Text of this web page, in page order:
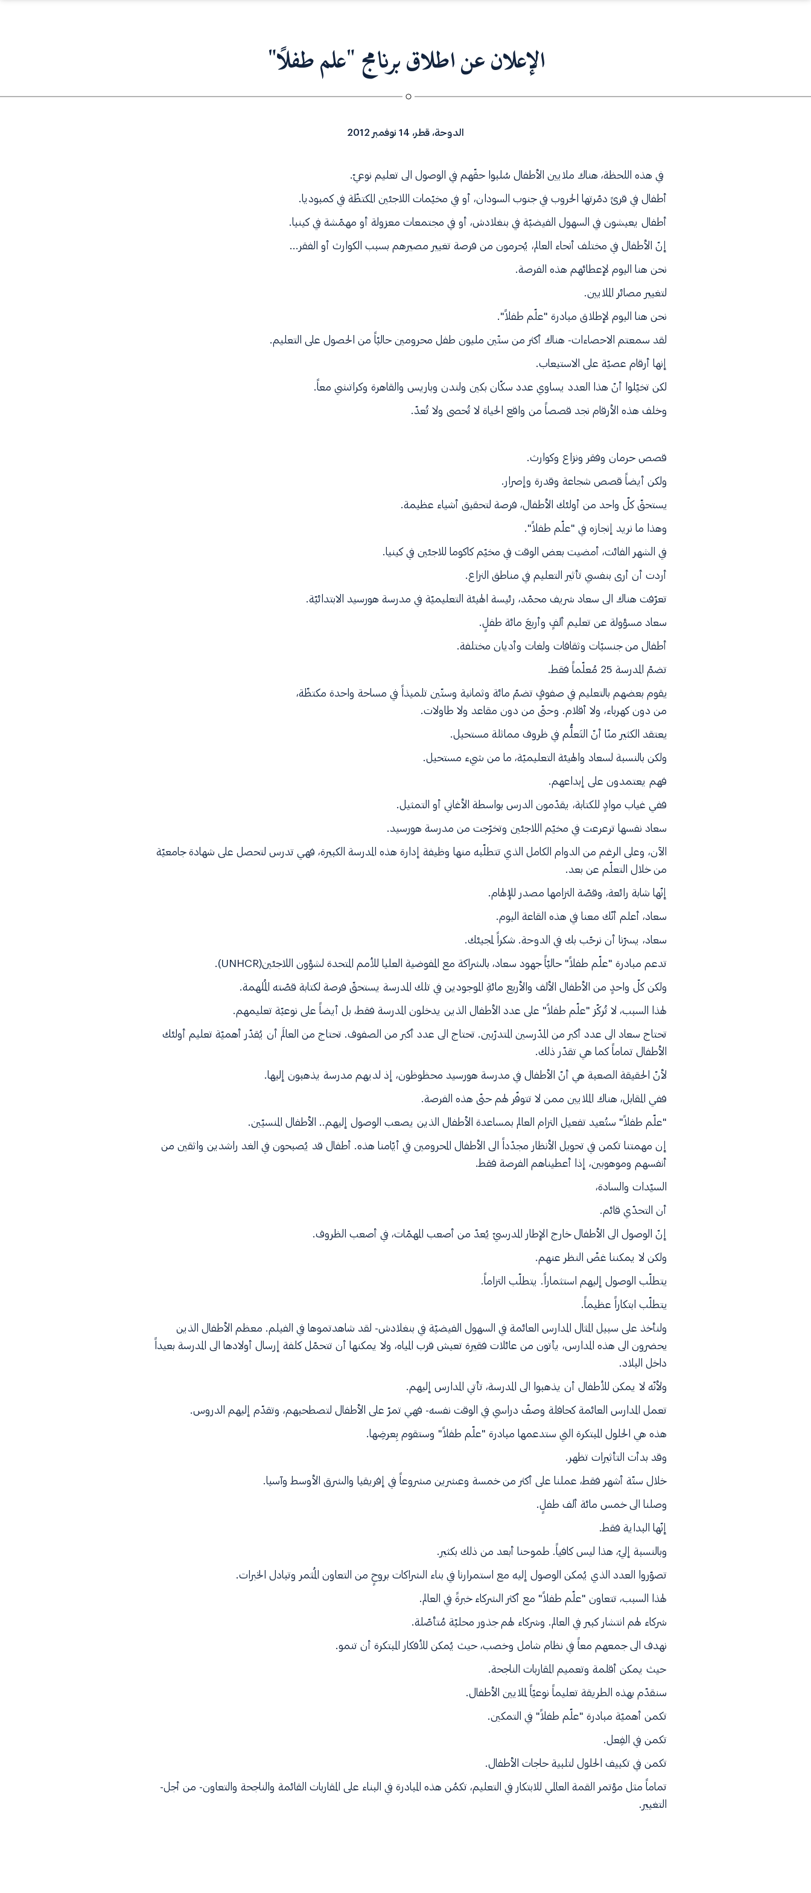
t
o
الإعلان عن اطلاق برنامج "علم طفلاً"
الدوحة، قطر، 14 نوفمبر 2012
في هذه اللحظة، هناك ملايين الأطفال سُلبوا حقّهم في الوصول الى تعليم نوعيّ.
أطفال في قرىً دمّرتها الحروب في جنوب السودان، أو في مخيّمات اللاجئين المكتظّة في كمبوديا.
أطفال يعيشون في السهول الفيضيّة في بنغلادش، أو في مجتمعات معزولة أو مهمّشة في كينيا.
إنّ الأطفال في مختلف أنحاء العالم، يُحرمون من فرصة تغيير مصيرهم بسبب الكوارث أو الفقر...
نحن هنا اليوم لإعطائهم هذه الفرصة.
لتغيير مصائر الملايين.
نحن هنا اليوم لإطلاق مبادرة "علّم طفلاً".
لقد سمعتم الاحصاءات- هناك أكثر من ستّين مليون طفل محرومين حاليّاً من الحصول على التعليم.
إنها أرقام عصيّة على الاستيعاب.
لكن تخيّلوا أنّ هذا العدد يساوي عدد سكّان بكين ولندن وباريس والقاهرة وكراتشي معاً.
وخلف هذه الأرقام نجد قصصاً من واقع الحياة لا تُحصى ولا تُعدّ.
قصص حرمان وفقر ونزاع وكوارث.
ولكن أيضاً قصص شجاعة وقدرة وإصرار.
يستحقّ كلّ واحد من أولئك الأطفال، فرصة لتحقيق أشياء عظيمة.
وهذا ما نريد إنجازه في "علّم طفلاً".
في الشهر الفائت، أمضيت بعض الوقت في مخيّم كاكوما للاجئين في كينيا.
أردت أن أرى بنفسي تأثير التعليم في مناطق النزاع.
تعرّفت هناك الى سعاد شريف محمّد، رئيسة الهيئة التعليميّة في مدرسة هورسيد الابتدائيّة.
سعاد مسؤولة عن تعليم ألفٍ وأربعَ مائة طفلٍ.
أطفال من جنسيّات وثقافات ولغات وأديان مختلفة.
تضمّ المدرسة 25 مُعلّماً فقط.
يقوم بعضهم بالتعليم في صفوفٍ تضمّ مائة وثمانية وستّين تلميذاً في مساحة واحدة مكتظّة،
من دون كهرباء، ولا أقلام. وحتّى من دون مقاعد ولا طاولات.
يعتقد الكثير منّا أنّ التَعلُّم في ظروف مماثلة مستحيل.
ولكن بالنسبة لسعاد والهيئة التعليميّة، ما من شيء مستحيل.
فهم يعتمدون على إبداعهم.
ففي غياب موادٍ للكتابة، يقدّمون الدرس بواسطة الأغاني أو التمثيل.
سعاد نفسها ترعرعت في مخيّم اللاجئين وتخرّجت من مدرسة هورسيد.
الآن، وعلى الرغم من الدوام الكامل الذي تتطلّبه منها وظيفة إدارة هذه المدرسة الكبيرة، فهي تدرس لتحصل على شهادة جامعيّة
من خلال التعلّم عن بعد.
إنّها شابة رائعة، وقصّة التزامها مصدر للإلهام.
سعاد، أعلم أنّك معنا في هذه القاعة اليوم.
سعاد، يسرّنا أن نرحّب بك في الدوحة. شكراً لمجيئك.
تدعم مبادرة "علّم طفلاً" حاليّاً جهود سعاد، بالشراكة مع المفوضية العليا للأمم المتحدة لشؤون اللاجئين(UNHCR).
ولكن كلّ واحدٍ من الأطفال الألف والأربع مائةِ الموجودين في تلك المدرسة يستحقّ فرصة لكتابة قصّته المُلهمة.
لهذا السبب، لا تُركّز "علّم طفلاً" على عدد الأطفال الذين يدخلون المدرسة فقط، بل أيضاً على نوعيّة تعليمهم.
تحتاج سعاد الى عدد أكبر من المدّرسين المتدرّبين. تحتاج الى عدد أكبر من الصفوف. تحتاج من العالَم أن يُقدّر أهميّة تعليم أولئك
الأطفال تماماً كما هي تقدّر ذلك.
لأنّ الحقيقة الصعبة هي أنّ الأطفال في مدرسة هورسيد محظوظون، إذ لديهم مدرسة يذهبون إليها.
ففي المقابل، هناك الملايين ممن لا تتوفّر لهم حتّى هذه الفرصة.
"علّم طفلاً" ستُعيد تفعيل التزام العالم بمساعدة الأطفال الذين يصعب الوصول إليهم.. الأطفال المنسيّين.
إن مهمتنا تكمن في تحويل الأنظار مجدّداً الى الأطفال المحرومين في أيّامنا هذه. أطفال قد يُصبحون في الغد راشدين واثقين من
أنفسهم وموهوبين، إذا أعطيناهم الفرصة فقط.
السيّدات والسادة،
أن التحدّي قائم.
إنّ الوصول الى الأطفال خارج الإطار المدرسيّ يُعدّ من أصعب المهمّات، في أصعب الظروف.
ولكن لا يمكننا غضّ النظر عنهم.
يتطلّب الوصول إليهم استثماراً. يتطلّب التزاماً.
يتطلّب ابتكاراً عظيماً.
ولنأخذ على سبيل المثال المدارس العائمة في السهول الفيضيّة في بنغلادش- لقد شاهدتموها في الفيلم. معظم الأطفال الذين
يحضرون الى هذه المدارس، يأتون من عائلات فقيرة تعيش قرب المياه، ولا يمكنها أن تتحمّل كلفة إرسال أولادها الى المدرسة بعيداً
داخل البلاد.
ولأنّه لا يمكن للأطفال أن يذهبوا الى المدرسة، تأتي المدارس إليهم.
تعمل المدارس العائمة كحافلة وصفّ دراسي في الوقت نفسه- فهي تمرّ على الأطفال لتصطحبهم، وتقدّم إليهم الدروس.
هذه هي الحلول المبتكرة التي ستدعمها مبادرة "علّم طفلاً" وستقوم بِعرضِها.
وقد بدأت التأثيرات تظهر.
خلال ستّة أشهر فقط، عملنا على أكثر من خمسة وعشرين مشروعاً في إفريقيا والشرق الأوسط وآسيا.
وصلنا الى خمس مائة ألف طفلٍ.
إنّها البداية فقط.
وبالنسبة إليّ، هذا ليس كافياً. طموحنا أبعد من ذلك بكثير.
تصوّروا العدد الذي يُمكن الوصول إليه مع استمرارنا في بناء الشراكات بروحٍ من التعاون المُثمر وتبادل الخبرات.
لهذا السبب، تتعاون "علّم طفلاً" مع أكثر الشركاء خبرةً في العالم.
شركاء لهم انتشار كبير في العالم. وشركاء لهم جذور محليّة مُتأصّلة.
نهدف الى جمعهم معاً في نظام شامل وخصب، حيث يُمكن للأفكار المبتكرة أن تنمو.
حيث يمكن أقلمة وتعميم المقاربات الناجحة.
سنقدّم بهذه الطريقة تعليماً نوعيّاً لملايين الأطفال.
تكمن أهميّة مبادرة "علّم طفلاً" في التمكين.
تكمن في الفِعل.
تكمن في تكييف الحلول لتلبية حاجات الأطفال.
تماماً مثل مؤتمر القمة العالمي للابتكار في التعليم، تكمُن هذه المبادرة في البناء على المقاربات القائمة والناجحة والتعاون- من أجل-
التغيير.